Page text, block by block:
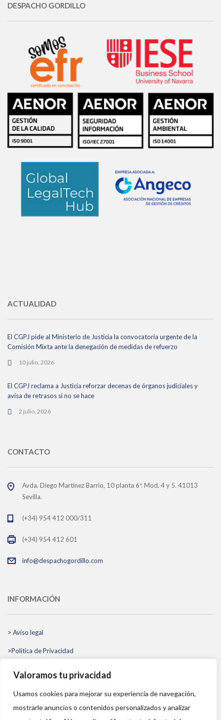
Valoramos tu privacidad
Usamos cookies para mejorar su experiencia de navegación,
mostrarle anuncios o contenidos personalizados y analizar
DESPACHO GORDILLO
ACTUALIDAD
El CGPJ pide al Ministerio de Justicia la convocatoria urgente de la
Comisión Mixta ante la denegación de medidas de refuerzo
10 julio, 2026
El CGPJ reclama a Justicia reforzar decenas de órganos judiciales y
avisa de retrasos si no se hace
2 julio, 2026
CONTACTO
Avda. Diego Martinez Barrio, 10 planta 6ª. Mod. 4 y 5. 41013
Sevilla.
(+34) 954 412 000/311
(+34) 954 412 601
info@despachogordillo.com
INFORMACIÓN
> Aviso legal
>Política de Privacidad
Código Ético